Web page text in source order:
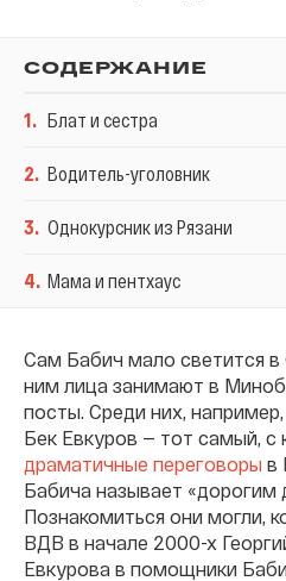
СОДЕРЖАНИЕ
1. Блат и сестра
2. Водитель-уголовник
3. Однокурсник из Рязани
4. Мама и пентхаус
Сам Бабич мало светится
ним лица занимают в
посты. Среди них,
Бек Евкуров — тот самый,
драматичные переговоры в
Бабича называет «дорогим
Познакомиться они могли,
ВДВ в начале 2000-х
Евкурова в помощники